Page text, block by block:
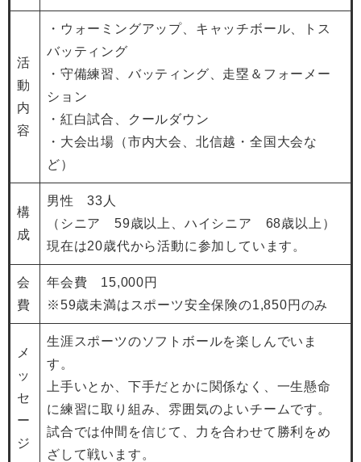
活
動
内
容
・ウォーミングアップ、キャッチボール、トス
バッティング
・守備練習、バッティング、走塁＆フォーメー
ション
・紅白試合、クールダウン
・大会出場（市内大会、北信越・全国大会な
ど）
構
成
男性 33人
（シニア 59歳以上、ハイシニア 68歳以上）
現在は20歳代から活動に参加しています。
会
費
年会費 15,000円
※59歳未満はスポーツ安全保険の1,850円のみ
メ
ッ
セ
ー
ジ
生涯スポーツのソフトボールを楽しんでいま
す。
上手いとか、下手だとかに関係なく、一生懸命
に練習に取り組み、雰囲気のよいチームです。
試合では仲間を信じて、力を合わせて勝利をめ
ざして戦います。